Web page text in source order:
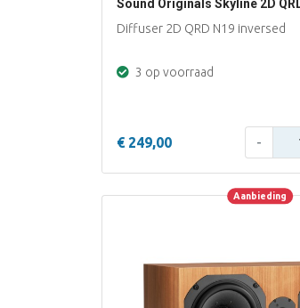
Sound Originals Skyline 2D
Diffuser 2D QRD N19 inversed
3 op voorraad
€ 249,00 -
Aanbieding